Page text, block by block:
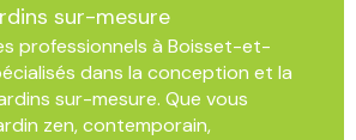
sur-mesure
professionnels à Boisset-et-
dans la conception et la
sur-mesure. Que vous
zen, contemporain,